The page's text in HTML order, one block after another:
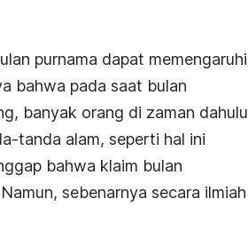
purnama dapat memengaruhi
bahwa pada saat bulan
banyak orang di zaman dahulu
tanda alam, seperti hal ini
bahwa klaim bulan
sebenarnya secara ilmiah